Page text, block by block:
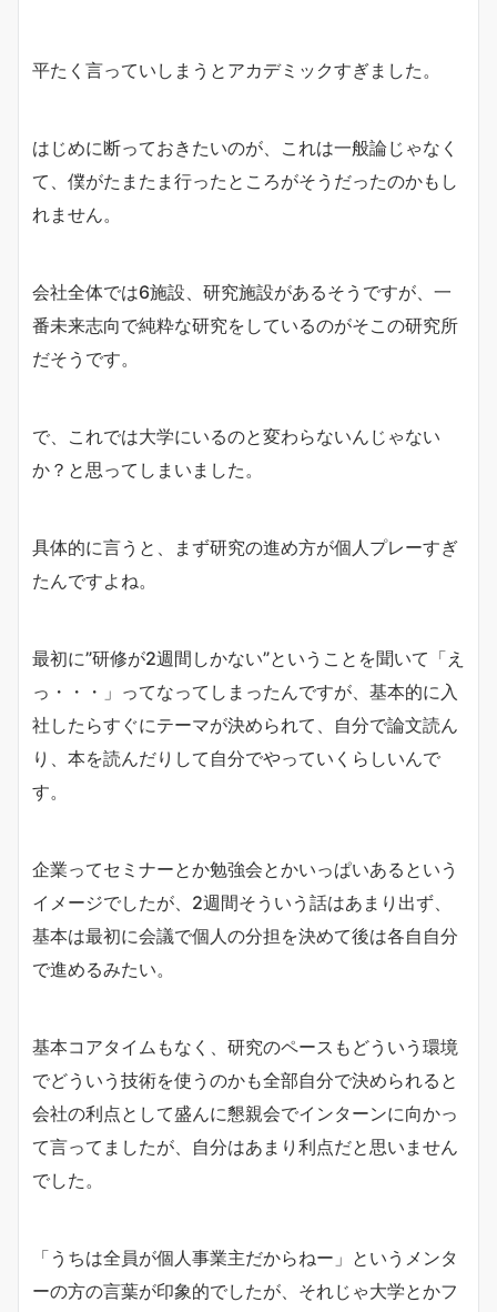
平たく言っていしまうとアカデミックすぎました。
はじめに断っておきたいのが、これは一般論じゃなく
て、僕がたまたま行ったところがそうだったのかもし
れません。
会社全体では6施設、研究施設があるそうですが、一
番未来志向で純粋な研究をしているのがそこの研究所
だそうです。
で、これでは大学にいるのと変わらないんじゃない
か？と思ってしまいました。
具体的に言うと、まず研究の進め方が個人プレーすぎ
たんですよね。
最初に”研修が2週間しかない”ということを聞いて「え
っ・・・」ってなってしまったんですが、基本的に入
社したらすぐにテーマが決められて、自分で論文読ん
り、本を読んだりして自分でやっていくらしいんで
す。
企業ってセミナーとか勉強会とかいっぱいあるという
イメージでしたが、2週間そういう話はあまり出ず、
基本は最初に会議で個人の分担を決めて後は各自自分
で進めるみたい。
基本コアタイムもなく、研究のペースもどういう環境
でどういう技術を使うのかも全部自分で決められると
会社の利点として盛んに懇親会でインターンに向かっ
て言ってましたが、自分はあまり利点だと思いません
でした。
「うちは全員が個人事業主だからねー」というメンタ
ーの方の言葉が印象的でしたが、それじゃ大学とかフ